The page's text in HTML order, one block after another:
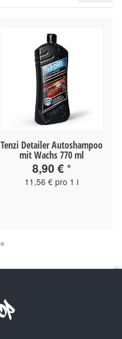
Tenzi Detailer Autoshampoo
mit Wachs 770 ml
8,90 €*
11,56 € pro 1 l